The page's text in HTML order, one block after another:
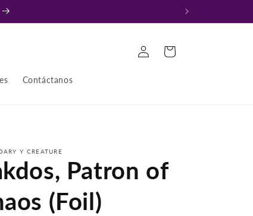
Contáctanos
Iniciar
sesión
Carrito
Y CREATURE
Patron of
(Foil)